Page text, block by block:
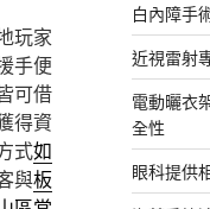
玩家
手便
可借
得資
式如
與板
白內障手
近視雷射
電動曬衣
全性
眼科提供